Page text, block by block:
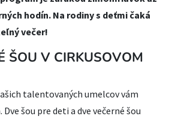
hodín. Na rodiny s deťmi čaká
večer!
ŠOU V CIRKUSOVOM
talentovaných umelcov vám
šou pre deti a dve večerné šou